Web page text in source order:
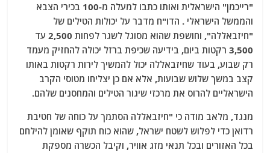
"רייכמן" הישראלית ואותו כתבו למעלה מ-100 בכירי הצבא
והממשל הישראלי . הדו"ח מדבר על יכולות הטילים של
"חיזבאללה", וחושפת שהוא מסוגל לשגר לפחות 2,500 עד
3,500 רקטות ביום, בידיעה שכיפת ברזל יכולה להחזיק מעמד
רק שבוע, בעוד שחיזבאללה יכול להמשיך לירות רקטות באותו
קצב במשך שלוש שבועות, אלא אם כן יצליחו מטוסי הקרב
הישראליים להרוס את מרכזי שיגור הטילים והמחסנים שלהם.
מנגד, מלאב מודה כי "חיזבאללה הסתמך על כוחה של חטיבת
רדואן כדי לפלוש לשטח ישראל, שהוא כוח תוקף שאומן להילחם
בכל האזורים ובכל תנאי מזג אוויר, וקיבל הכשרה מספקת